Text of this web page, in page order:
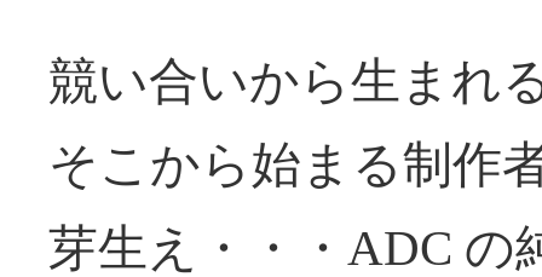
競い合いから生まれ
そこから始まる制作
芽生え・・・ADC の